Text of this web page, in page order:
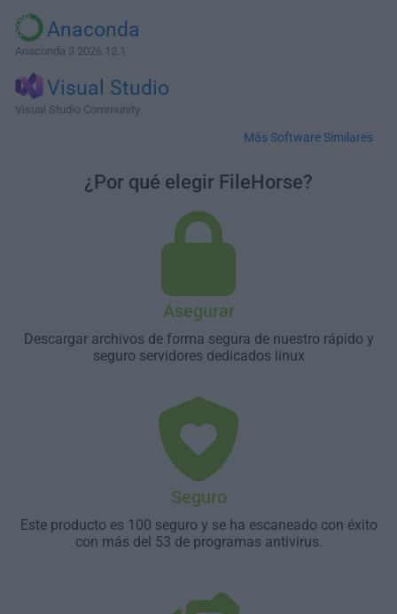
Anaconda
Anaconda 3 2026.12.1
Visual Studio
Visual Studio Community
Más Software Similares
¿Por qué elegir FileHorse?
Asegurar
Descargar archivos de forma segura de nuestro rápido y
seguro servidores dedicados linux
Seguro
Este producto es 100 seguro y se ha escaneado con éxito
con más del 53 de programas antivirus.